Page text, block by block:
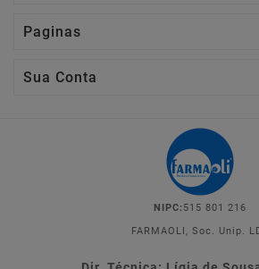
Paginas
Sua Conta
NIPC: 515 801 216
FARMAOLI, Soc. Unip.